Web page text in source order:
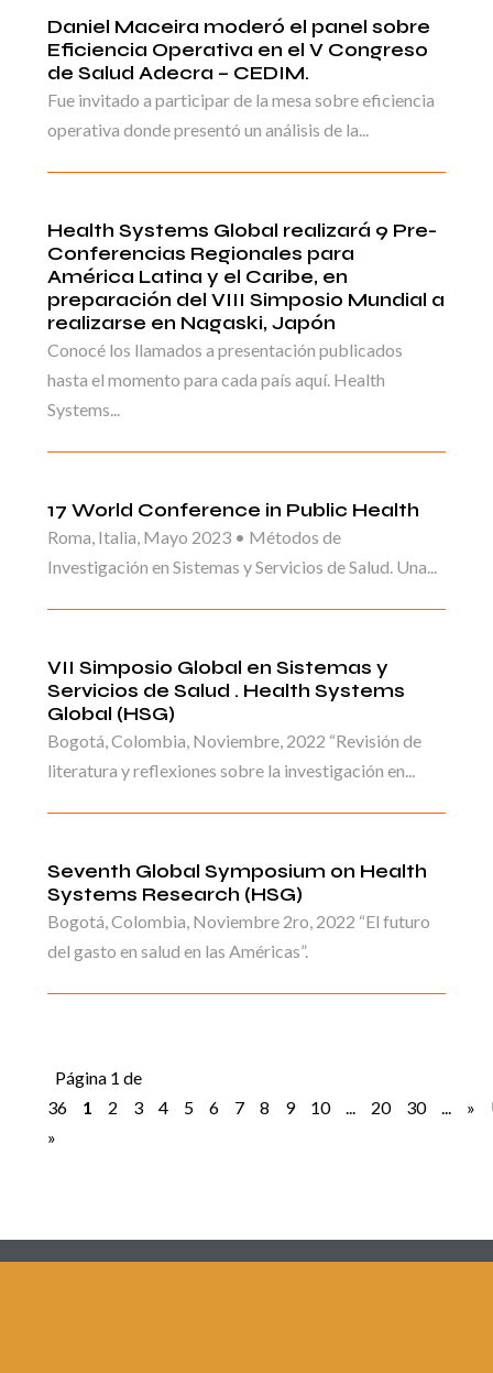
Daniel Maceira moderó el panel sobre
Eficiencia Operativa en el V Congreso
de Salud Adecra – CEDIM.
Fue invitado a participar de la mesa sobre eficiencia
operativa donde presentó un análisis de la...
Health Systems Global realizará 9 Pre-
Conferencias Regionales para
América Latina y el Caribe, en
preparación del VIII Simposio Mundial a
realizarse en Nagaski, Japón
Conocé los llamados a presentación publicados
hasta el momento para cada país aquí. Health
Systems...
17 World Conference in Public Health
Roma, Italia, Mayo 2023 • Métodos de
Investigación en Sistemas y Servicios de Salud. Una...
VII Simposio Global en Sistemas y
Servicios de Salud . Health Systems
Global (HSG)
Bogotá, Colombia, Noviembre, 2022 “Revisión de
literatura y reflexiones sobre la investigación en...
Seventh Global Symposium on Health
Systems Research (HSG)
Bogotá, Colombia, Noviembre 2ro, 2022 “El futuro
del gasto en salud en las Américas”.
Página 1 de
36
1 2 3 4 5 6 7 8 9 10 ... 20 30 ... »
»